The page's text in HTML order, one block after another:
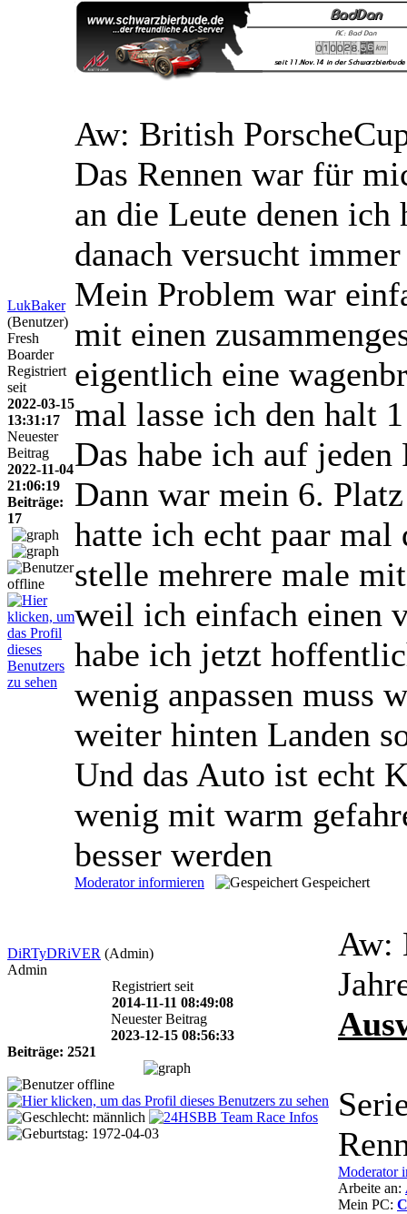
LukBaker
(Benutzer)
Fresh
Boarder
Registriert
seit
2022-03-15
13:31:17
Neuester
Beitrag
2022-11-04
21:06:19
Beiträge:
17
Aw: British
Das Rennen war für
an die Leute denen
danach versucht
Mein Problem war
mit einen
eigentlich eine
mal lasse ich den halt
Das habe ich auf
Dann war mein 6.
hatte ich echt paar mal
stelle mehrere male
weil ich einfach einen
habe ich jetzt
wenig anpassen muss
weiter hinten Landen
Und das Auto ist echt
wenig mit warm
besser werden
Moderator informieren Gespeichert
DiRTyDRiVER (Admin)
Admin
Registriert seit
2014-11-11 08:49:08
Neuester Beitrag
2023-12-15 08:56:33
Beiträge: 2521
Aw:
Moderator
Arbeite an:
Mein PC: